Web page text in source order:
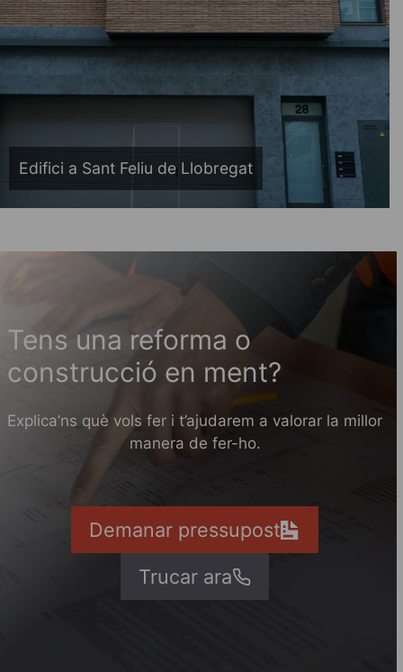
Edifici a Sant Feliu de Llobregat
Tens una reforma o
construcció en ment?
Explica’ns què vols fer i t’ajudarem a valorar la millor
manera de fer-ho.
Demanar pressupost
Trucar ara